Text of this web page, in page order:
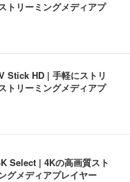
トリーミングメディアプ
Stick HD | 手軽にストリ
トリーミングメディアプ
Select | 4Kの高画質スト
グメディアプレイヤー